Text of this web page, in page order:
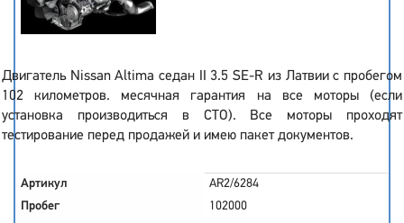
Двигатель Nissan Altima седан II 3.5 SE-R из Латвии с пробегом
102 километров. месячная гарантия на все моторы (если
установка производиться в СТО). Все моторы проходят
тестирование перед продажей и имею пакет документов.
Артикул
AR2/6284
Пробег
102000